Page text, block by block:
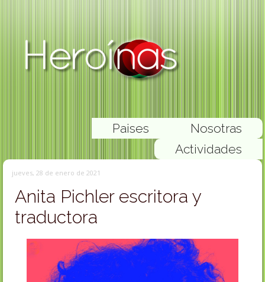
Nosotras
Paises
Actividades
jueves, 28 de enero de 2021
Anita Pichler escritora y
traductora